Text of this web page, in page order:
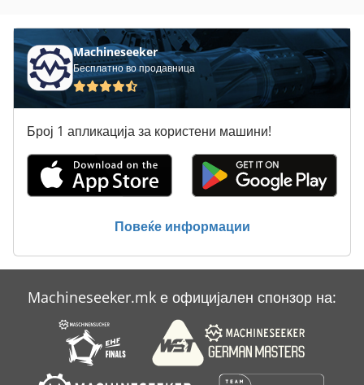
Case Ih Maxxum 5120
Case Ih Maxxum 5140
Case Ih Mx 100 C
Case Ih Mx 110
Case Ih Mx 120
Case Ih Mx 240
Case Ih Mx 285
Case Ih Mxm 130
Machineseeker
Бесплатно во продавница
Број 1 апликација за користени машини!
Повеќе информации
Machineseeker.mk е официјален спонзор на: